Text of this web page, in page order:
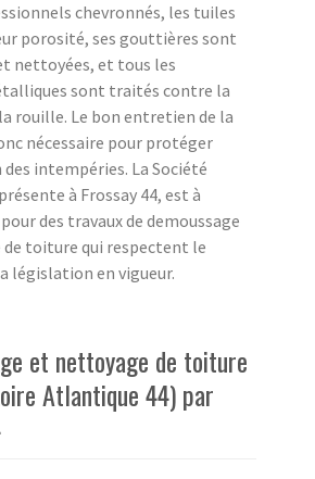
chevronnés, les tuiles
porosité, ses gouttières sont
nettoyées, et tous les
sont traités contre la
rouille. Le bon entretien de la
nécessaire pour protéger
intempéries. La Société
à Frossay 44, est à
des travaux de demoussage
toiture qui respectent le
législation en vigueur.
et nettoyage de toiture
Atlantique 44) par